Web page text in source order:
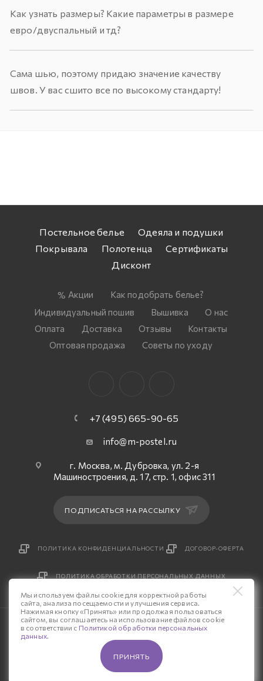
Как узнать размеры? Какие параметры в размере
евро/двуспальный и тд?
Сама шью, поэтому придаю значение качеству
швов. У вас сшито все по высокому стандарту!
Постельное белье
Одеяла и подушки
Покрывала
Полотенца
Сертификаты
Дисконт
Акции
Как подобрать белье?
Индивидуальный пошив
Вышивка
О нас
Оплата
Доставка Отзывы
Контакты
Оптовая продажа
Советы по уходу
+7 (495) 665-90-65
info@m-postel.ru
г. Москва, м. Дубровка, ул. 2-я
Машиностроения, д. 17, стр. 1, офис 311
ПОДПИСАТЬСЯ НА РАССЫЛКУ
ПОЛИТИКА КОНФИДЕНЦИАЛЬНОСТИ ДОГОВОР-ОФЕРТА
ПОЛИТИКА ОБРАБОТКИ ПЕРСОНАЛЬНЫХ ДАННЫХ
© 2026 Интернет-магазин «М-Постель».
Разработка сайта — «Четвертый Рим»
Мы используем файлы cookie для корректной работы
сайта, анализа посещаемости и улучшения сервиса.
Нажимая кнопку «Принять» или продолжая пользоваться
сайтом, вы соглашаетесь на использование файлов cookie
в соответствии с Политикой обработки персональных
данных.
ПРИНЯТЬ